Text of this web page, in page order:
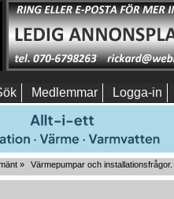
Medlemmar Logga-in
» Värmepumpar och installationsfrågor.